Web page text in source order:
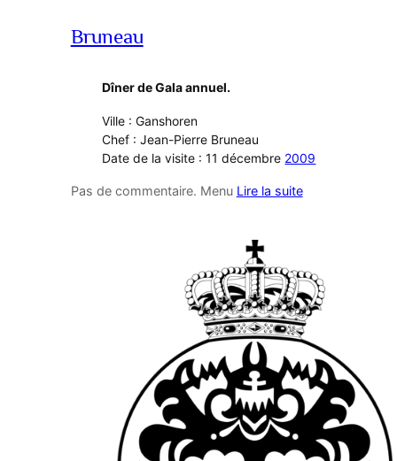
Bruneau
Dîner de Gala annuel.
Ville : Ganshoren
Chef : Jean-Pierre Bruneau
Date de la visite : 11 décembre 2009
Pas de commentaire. Menu Lire la suite